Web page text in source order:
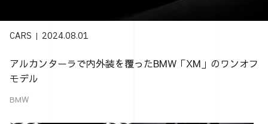
CARS 2024.08.01
アルカンターラで内外装を覆ったBMW「XM」のワンオフ
モデル
BMW